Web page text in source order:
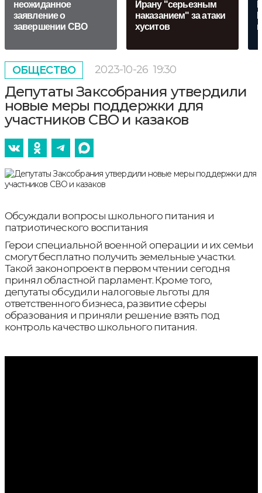
неожиданное
заявление о
завершении СВО
Ирану "серьезным
наказанием" за атаки
хуситов
ОБЩЕСТВО 2023-10-26 19:30
Депутаты Заксобрания утвердили
новые меры поддержки для
участников СВО и казаков
Обсуждали вопросы школьного питания и
патриотического воспитания
Герои специальной военной операции и их семьи
смогут бесплатно получить земельные участки.
Такой законопроект в первом чтении сегодня
принял областной парламент. Кроме того,
депутаты обсудили налоговые льготы для
ответственного бизнеса, развитие сферы
образования и приняли решение взять под
контроль качество школьного питания.